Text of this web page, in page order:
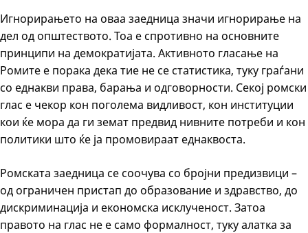
Игнорирањето на оваа заедница значи игнорирање на
дел од општеството. Тоа е спротивно на основните
принципи на демократијата. Активното гласање на
Ромите е порака дека тие не се статистика, туку граѓани
со еднакви права, барања и одговорности. Секој ромски
глас е чекор кон поголема видливост, кон институции
кои ќе мора да ги земат предвид нивните потреби и кон
политики што ќе ја промовираат еднаквоста.
Ромската заедница се соочува со бројни предизвици –
од ограничен пристап до образование и здравство, до
дискриминација и економска исклученост. Затоа
правото на глас не е само формалност, туку алатка за